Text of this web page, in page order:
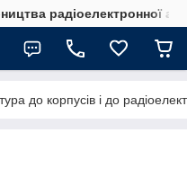
радіоелектронної
до корпусів і до